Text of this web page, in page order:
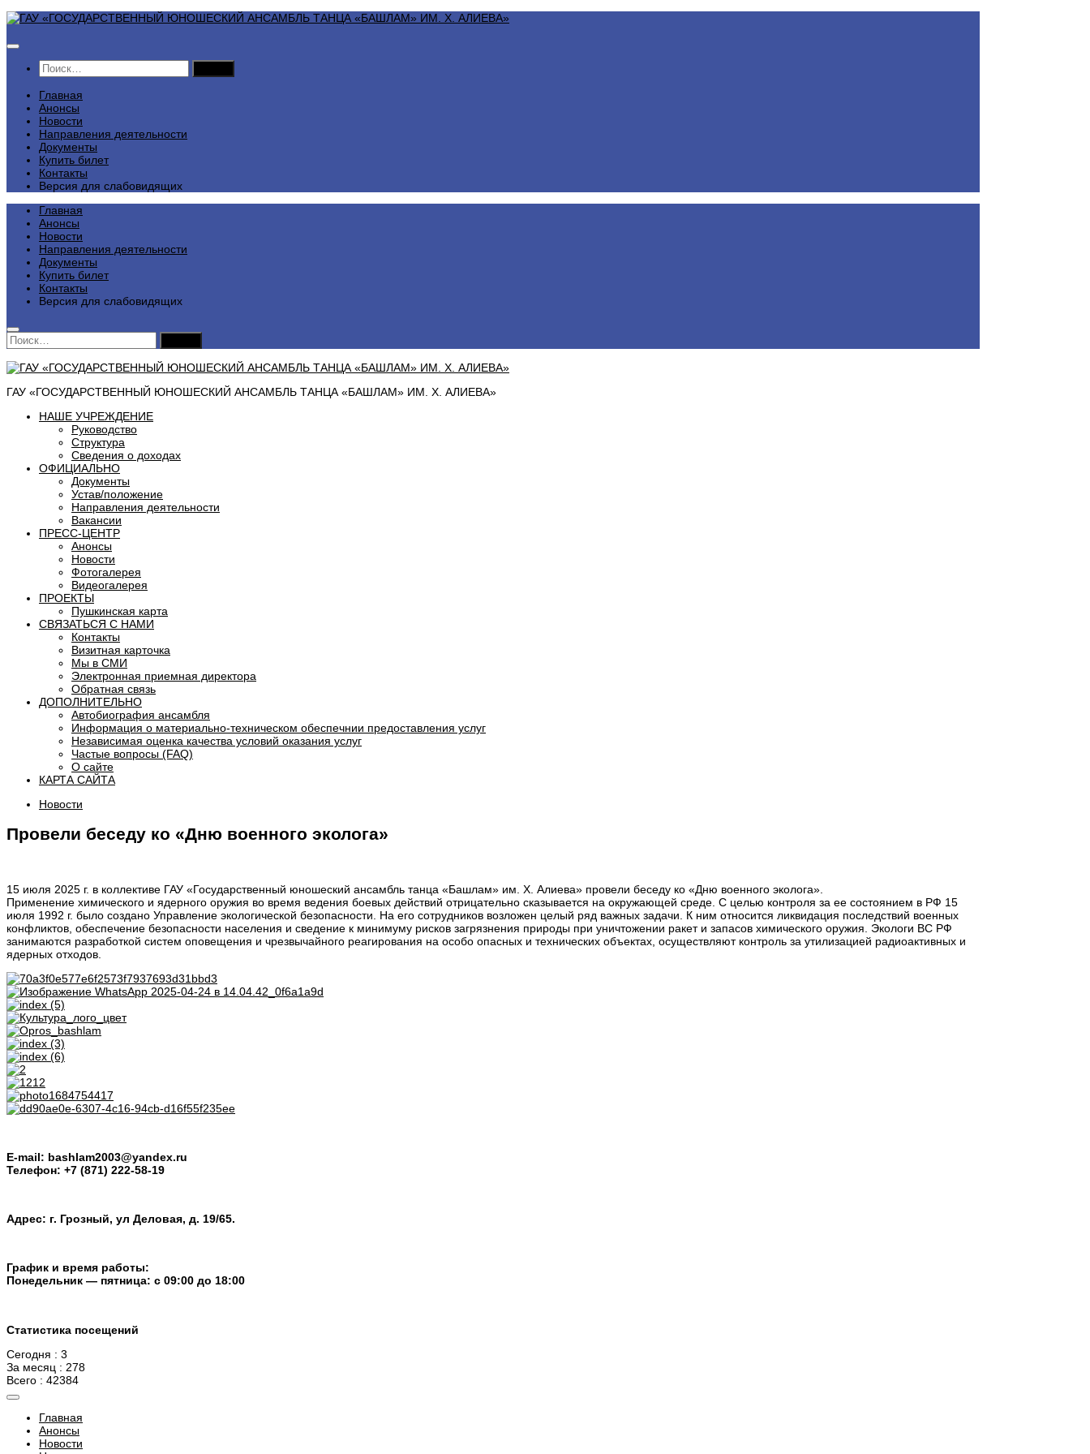
Перейти
содержимому
Найти:
Главная
Анонсы
Новости
Направления деятельности
Документы
Купить билет
Контакты
Версия для слабовидящих
Главная
Анонсы
Новости
Направления деятельности
Документы
Купить билет
Контакты
Версия для слабовидящих
Найти:
ГАУ «ГОСУДАРСТВЕННЫЙ ЮНОШЕСКИЙ АНСАМБЛЬ ТАНЦА «БАШЛАМ» ИМ. Х. АЛИЕВА»
НАШЕ УЧРЕЖДЕНИЕ
Руководство
Структура
Сведения о доходах
ОФИЦИАЛЬНО
Документы
Устав/положение
Направления деятельности
Вакансии
ПРЕСС-ЦЕНТР
Анонсы
Новости
Фотогалерея
Видеогалерея
ПРОЕКТЫ
Пушкинская карта
СВЯЗАТЬСЯ С НАМИ
Контакты
Визитная карточка
Мы в СМИ
Электронная приемная директора
Обратная связь
ДОПОЛНИТЕЛЬНО
Автобиография ансамбля
Информация о материально-техническом обеспечнии предоставления услуг
Независимая оценка качества условий оказания услуг
Частые вопросы (FAQ)
О сайте
КАРТА САЙТА
Новости
Провели беседу ко «Дню военного эколога»
15 июля 2025 г. в коллективе ГАУ «Государственный юношеский ансамбль танца «Башлам» им. Х. Алиева» провели беседу ко «Дню военного эколога».
Применение химического и ядерного оружия во время ведения боевых действий отрицательно сказывается на окружающей среде. С целью контроля за ее состоянием в РФ 15
июля 1992 г. было создано Управление экологической безопасности. На его сотрудников возложен целый ряд важных задачи. К ним относится ликвидация последствий военных
конфликтов, обеспечение безопасности населения и сведение к минимуму рисков загрязнения природы при уничтожении ракет и запасов химического оружия. Экологи ВС РФ
занимаются разработкой систем оповещения и чрезвычайного реагирования на особо опасных и технических объектах, осуществляют контроль за утилизацией радиоактивных и
ядерных отходов.
E-mail: bashlam2003@yandex.ru
Телефон: +7 (871) 222-58-19
Адрес: г. Грозный, ул Деловая, д. 19/65.
График и время работы:
Понедельник — пятница: с 09:00 до 18:00
Статистика посещений
Сегодня : 3
За месяц : 278
Всего : 42384
Главная
Анонсы
Новости